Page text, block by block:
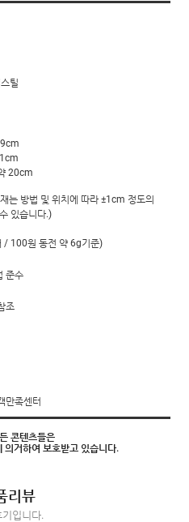
틸
20cm
는 방법 및 위치에 따라 ±1cm 정도의
있습니다.)
/ 100원 동전 약 6g기준)
준수
조
만족센터
콘텐츠들은
의거하여 보호받고 있습니다.
리뷰
입니다.